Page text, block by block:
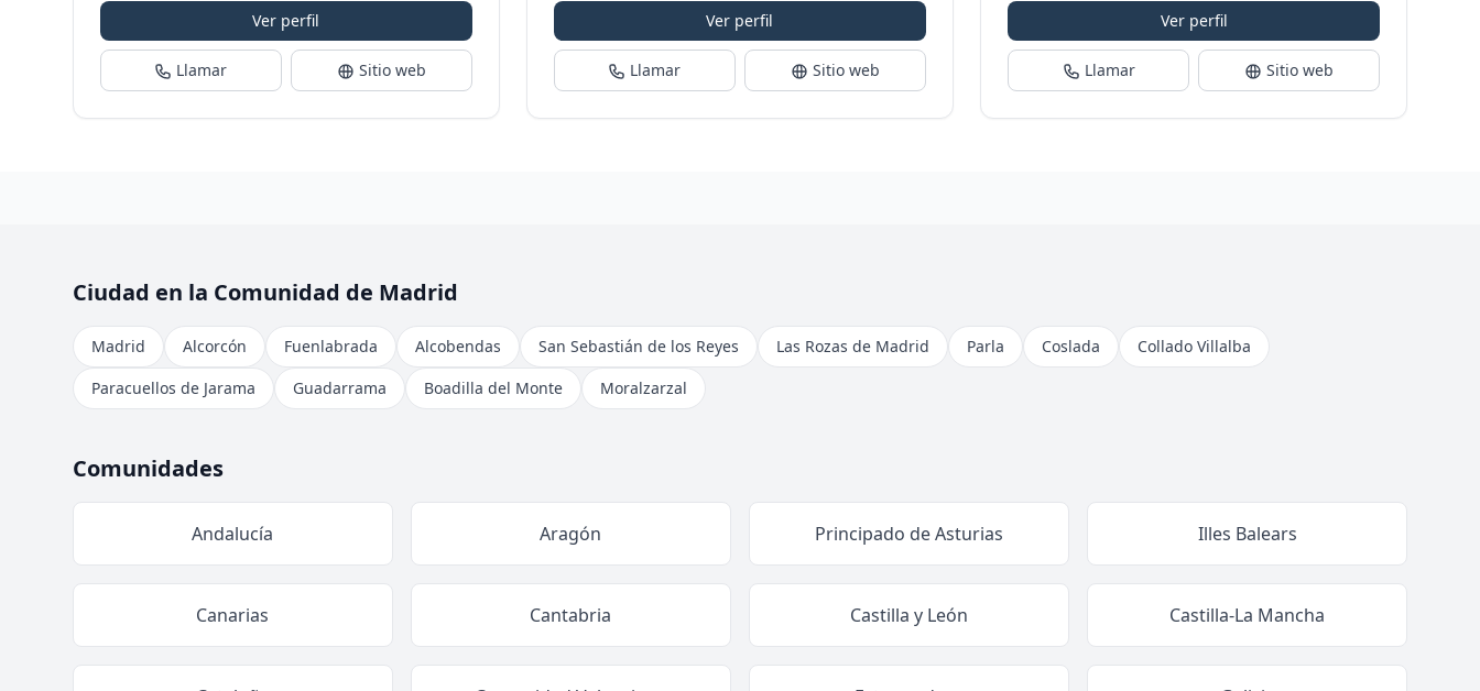
Ver perfil
Llamar Sitio web
Ver perfil
Llamar Sitio web
Ver perfil
Llamar Sitio web
Ciudad en la Comunidad de Madrid
Madrid Alcorcón Fuenlabrada Alcobendas San Sebastián de los Reyes Las Rozas de Madrid Parla Coslada
Collado Villalba
Paracuellos de Jarama
Guadarrama Boadilla del Monte Moralzarzal
Comunidades
Andalucía Aragón Principado de Asturias Illes Balears
Canarias Cantabria Castilla y León Castilla-La Mancha